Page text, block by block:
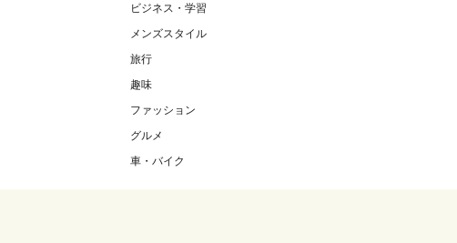
ビジネス・学習
メンズスタイル
旅行
趣味
ファッション
グルメ
車・バイク